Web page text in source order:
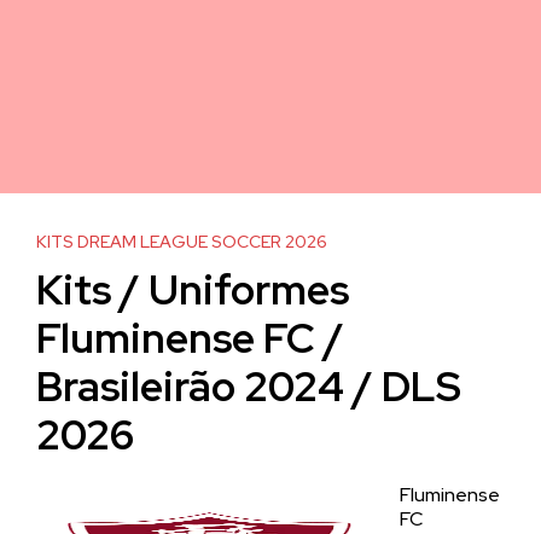
KITS DREAM LEAGUE SOCCER 2026
Kits / Uniformes
Fluminense FC /
Brasileirão 2024 / DLS
2026
Fluminense
FC